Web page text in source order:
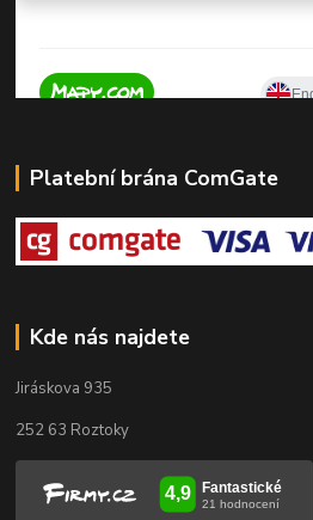
Platební brána ComGate
Kde nás najdete
Jiráskova 935
252 63 Roztoky